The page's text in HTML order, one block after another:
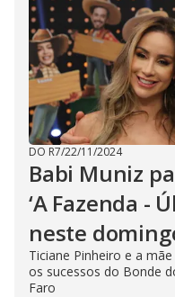
DO R7/22/11/2024
Babi Muniz
‘A Fazenda -
neste
Ticiane Pinheiro e a
os sucessos do Bonde
Faro